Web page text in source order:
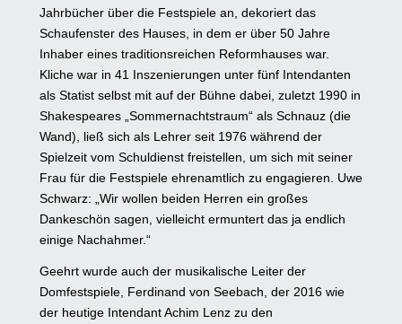
Jahrbücher über die Festspiele an, dekoriert das
Schaufenster des Hauses, in dem er über 50 Jahre
Inhaber eines traditionsreichen Reformhauses war.
Kliche war in 41 Inszenierungen unter fünf Intendanten
als Statist selbst mit auf der Bühne dabei, zuletzt 1990 in
Shakespeares „Sommernachtstraum“ als Schnauz (die
Wand), ließ sich als Lehrer seit 1976 während der
Spielzeit vom Schuldienst freistellen, um sich mit seiner
Frau für die Festspiele ehrenamtlich zu engagieren. Uwe
Schwarz: „Wir wollen beiden Herren ein großes
Dankeschön sagen, vielleicht ermuntert das ja endlich
einige Nachahmer.“
Geehrt wurde auch der musikalische Leiter der
Domfestspiele, Ferdinand von Seebach, der 2016 wie
der heutige Intendant Achim Lenz zu den